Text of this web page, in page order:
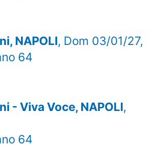
NAPOLI, Dom 03/01/27,
64
- Viva Voce, NAPOLI,
64